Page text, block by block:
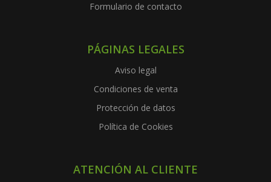
Formulario de contacto
PÁGINAS LEGALES
Aviso legal
Condiciones de venta
Protección de datos
Política de Cookies
ATENCIÓN AL CLIENTE